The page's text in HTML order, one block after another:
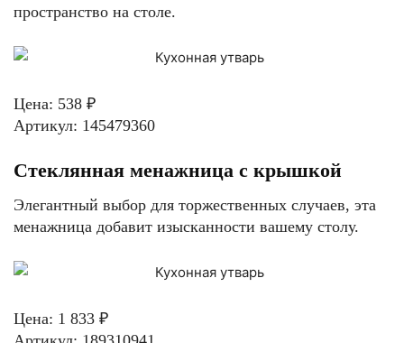
пространство на столе.
Цена: 538 ₽
Артикул: 145479360
Стеклянная менажница с крышкой
Элегантный выбор для торжественных случаев, эта
менажница добавит изысканности вашему столу.
Цена: 1 833 ₽